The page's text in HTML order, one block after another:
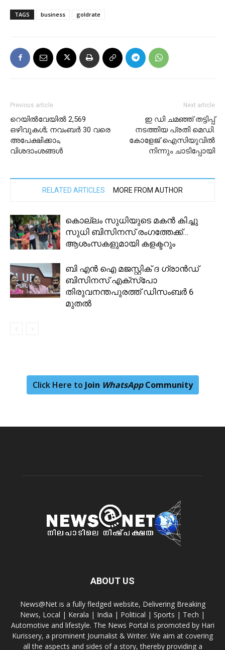
TAGS business goldrate
Previous article
റെയില്‍വേയില്‍ 2,569
ഒഴിവുകള്‍; നവംബര്‍ 30 വരെ
അപേക്ഷിക്കാം,
വിശദാംശങ്ങള്‍
Next article
ഇ ഡി ചമഞ്ഞ് തട്ടിപ്പ്
നടത്തിയ പ്രതി മെഡി.
കോളേജ് ഐസിയുവിൽ
നിന്നും ചാടിപ്പോയി
RELATED ARTICLES MORE FROM AUTHOR
കൊല്ലം സുധിയുടെ മകൻ കിച്ചു
സുധി ബിസിനസ് രംഗത്തേക്ക്…
ആശംസകളുമായി കളക്ടറും
ബി എൻ ഐ മജസ്റ്റിക് ദ ഗ്രാൻഡ്
ബിസിനസ് എക്സ്പോ
തിരുവനന്തപുരത്ത് ഡിസംബർ 6
മുതൽ
Click Here to Join WhatsAppCommunity
ABOUT US
News@Net is a fully fledged website, Delivering Breaking
News, Local | Kerala | India | Political | Sports | Tech |
Automotive and lifestyle. The News Portal is promoted by Hari
Kurissery, a prominent Journalist & Writer. We aim at covering
all the aspects and sides of a story, thereby providing a